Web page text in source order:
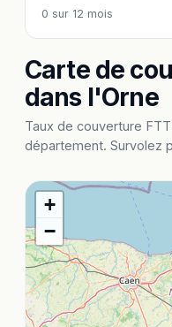
0 sur 12 mois
Carte de
dans l'Orne
Taux de couverture
département. Survolez
+
−